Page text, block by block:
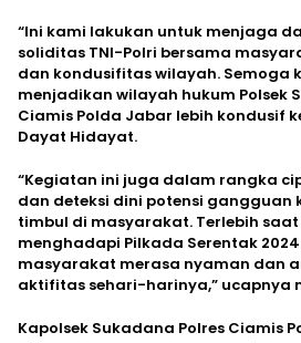
“Ini kami lakukan untuk menjaga
soliditas TNI-Polri bersama
dan kondusifitas wilayah. Semoga
menjadikan wilayah hukum Polsek
Ciamis Polda Jabar lebih kondusif
Dayat Hidayat.
“Kegiatan ini juga dalam rangka
dan deteksi dini potensi
timbul di masyarakat. Terlebih
menghadapi Pilkada Serentak
masyarakat merasa nyaman dan
aktifitas sehari-harinya,” ucapnya
Kapolsek Sukadana Polres Ciamis